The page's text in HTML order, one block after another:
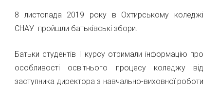
8 листопада 2019 року в Охтирському коледжі
СНАУ пройшли батьківські збори.
Батьки студентів І курсу отримали інформацію про
особливості освітнього процесу коледжу від
заступника директора з навчально-виховної роботи